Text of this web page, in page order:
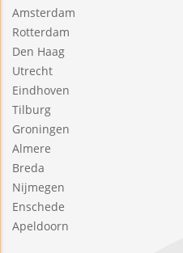
Amsterdam
Rotterdam
Den Haag
Utrecht
Eindhoven
Tilburg
Groningen
Almere
Breda
Nijmegen
Enschede
Apeldoorn